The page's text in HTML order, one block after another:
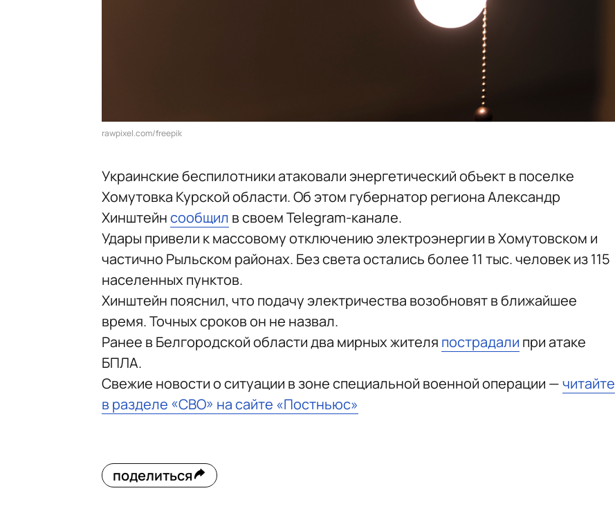
rawpixel.com/freepik
Украинские беспилотники атаковали энергетический объект в поселке
Хомутовка Курской области. Об этом губернатор региона Александр
Хинштейнсообщил в своем Telegram-канале.
Удары привели к массовому отключению электроэнергии в Хомутовском и
частично Рыльском районах. Без света остались более 11 тыс. человек из 115
населенных пунктов.
Хинштейн пояснил, что подачу электричества возобновят в ближайшее
время. Точных сроков он не назвал.
Ранее в Белгородской области два мирных жителя пострадали при атаке
БПЛА.
Свежие новости о ситуации в зоне специальной военной операции —читайте
в разделе «СВО» на сайте «Постньюс»
поделиться